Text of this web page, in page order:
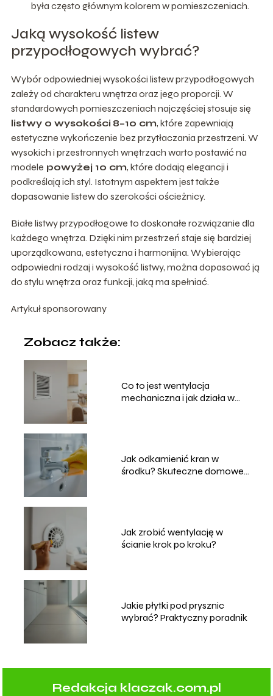
była często głównym kolorem w pomieszczeniach.
Jaką wysokość listew
przypodłogowych wybrać?
Wybór odpowiedniej wysokości listew przypodłogowych
zależy od charakteru wnętrza oraz jego proporcji. W
standardowych pomieszczeniach najczęściej stosuje się
listwy o wysokości 8–10 cm, które zapewniają
estetyczne wykończenie bez przytłaczania przestrzeni. W
wysokich i przestronnych wnętrzach warto postawić na
modele powyżej 10 cm, które dodają elegancji i
podkreślają ich styl. Istotnym aspektem jest także
dopasowanie listew do szerokości ościeżnicy.
Białe listwy przypodłogowe to doskonałe rozwiązanie dla
każdego wnętrza. Dzięki nim przestrzeń staje się bardziej
uporządkowana, estetyczna i harmonijna. Wybierając
odpowiedni rodzaj i wysokość listwy, można dopasować ją
do stylu wnętrza oraz funkcji, jaką ma spełniać.
Artykuł sponsorowany
Zobacz także:
Co to jest wentylacja
mechaniczna i jak działa w
Jak odkamienić kran w
środku? Skuteczne domowe
Jak zrobić wentylację w
ścianie krok po kroku?
Jakie płytki pod prysznic
wybrać? Praktyczny poradnik
Redakcja klaczak.com.pl